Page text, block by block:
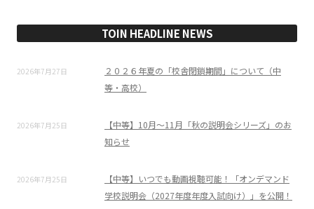
TOIN HEADLINE NEWS
2026年7月27日
２０２６年夏の「校舎閉鎖期間」について（中
等・高校）
2026年7月25日
【中等】10月～11月「秋の説明会シリーズ」のお
知らせ
2026年7月25日
【中等】いつでも動画視聴可能！「オンデマンド
学校説明会（2027年度年度入試向け）」を公開！